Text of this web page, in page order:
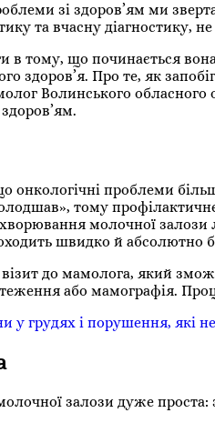
зі здоров’ям ми
та вчасну діагностику,
в тому, що починається
здоров’я. Про те, як
Волинського
онкологічні проблеми
тому
молочної
швидко й абсолютно
до мамолога, який
або мамографія.
у грудях і порушення, які
залози дуже